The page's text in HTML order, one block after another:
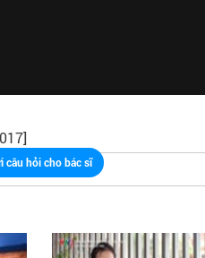
câu hỏi cho bác sĩ